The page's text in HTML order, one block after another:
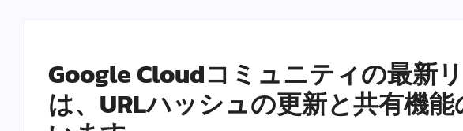
Google Cloudコミュニティの最新
は、URLハッシュの更新と共有機